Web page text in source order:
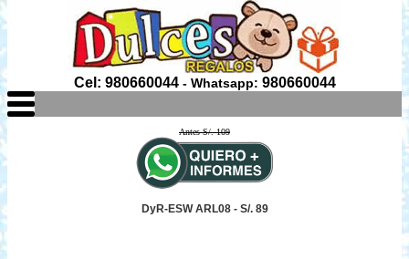
Cel: 980660044- Whatsapp: 980660044
Antes S/. 109
DyR-ESW ARL08 - S/. 89